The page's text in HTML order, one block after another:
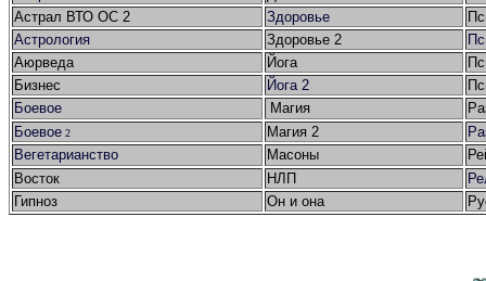
Астрал ВТО ОС 2
Здоровье
Астрология
Здоровье 2
Аюрведа
Йога
Бизнес
Йога 2
Боевое
Магия
Боевое 2 Магия 2
Вегетарианство
Масоны
Восток
НЛП
Гипноз
Он и она